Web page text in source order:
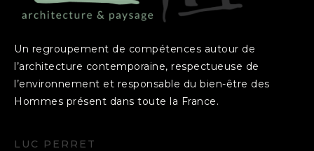
Un regroupement de compétences autour de
l’architecture contemporaine, respectueuse de
l’environnement et responsable du bien-être des
Hommes présent dans toute la France.
LUC PERRET